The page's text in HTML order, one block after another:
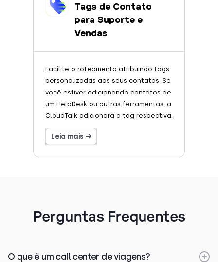
Tags de Contato
para Suporte e
Vendas
Facilite o roteamento atribuindo tags
personalizadas aos seus contatos. Se
você estiver adicionando contatos de
um HelpDesk ou outras ferramentas, a
CloudTalk adicionará a tag respectiva.
Leia mais →
Perguntas Frequentes
O que é um call center de viagens?